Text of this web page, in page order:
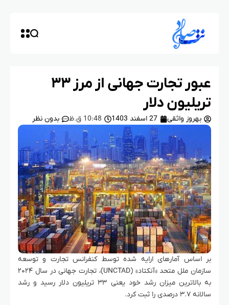
عبور تجارت جهانی از مرز ۳۳
تریلیون دلار
بهروز واثقی 27 اسفند 1403 10:48 ق.ظ بدون نظر
بر اساس آمارهای ارایه شده توسط کنفرانس تجارت و توسعه
سازمان ملل متحد «آنکتاد» (UNCTAD)، تجارت جهانی در سال ۲۰۲۴
به بالاترین میزان رشد خود یعنی ۳۳ تریلیون دلار رسید و رشد
سالانه ۳.۷ درصدی را ثبت کرد.